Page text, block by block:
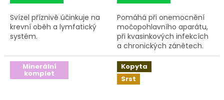
Svízel příznivě účinkuje na
krevní oběh a lymfatický
systém.
Pomáhá při onemocnění
močopohlavního aparátu,
při kvasinkových infekcích
a chronických zánětech.
Minerální
komplet
Kopyta
Srst